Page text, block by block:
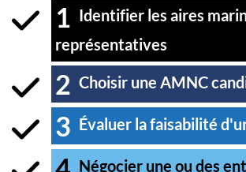
Étape
terminée
1 Identifier les aires
représentatives
Étape
terminée
2 Choisir une AMNC
Étape
terminée
3 Évaluer la faisabilité
Négocier une ou des